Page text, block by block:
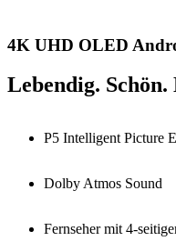
4K UHD OLED
Lebendig.
P5 Intelligent Picture
Dolby Atmos Sound
Fernseher mit 4-